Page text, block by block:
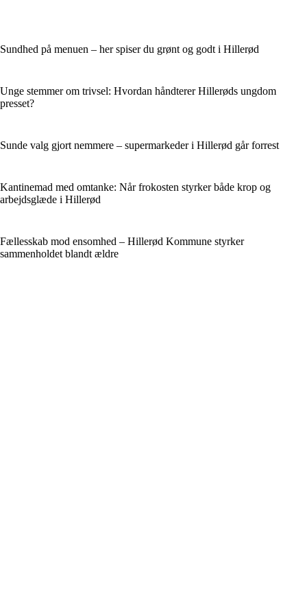
Sundhed på menuen – her spiser du grønt og godt i Hillerød
Unge stemmer om trivsel: Hvordan håndterer Hillerøds ungdom
presset?
Sunde valg gjort nemmere – supermarkeder i Hillerød går forrest
Kantinemad med omtanke: Når frokosten styrker både krop og
arbejdsglæde i Hillerød
Fællesskab mod ensomhed – Hillerød Kommune styrker
sammenholdet blandt ældre